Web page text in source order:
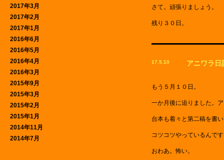
2017年3月
2017年2月
2017年1月
2016年6月
2016年5月
2016年4月
2016年3月
2015年9月
2015年3月
2015年2月
2015年1月
2014年11月
2014年7月
さて。頑張りましょう。
残り３０日。
17.5.10 アニワラ日
もう５月１０日。
一か月後に迫りました。
台本も着々と第二稿を書
コツコツやっているんで
おわあ。怖い。